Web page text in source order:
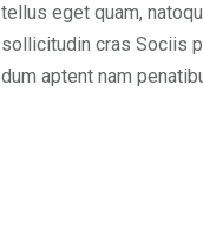
tellus eget quam,
sollicitudin cras Sociis
dum aptent nam